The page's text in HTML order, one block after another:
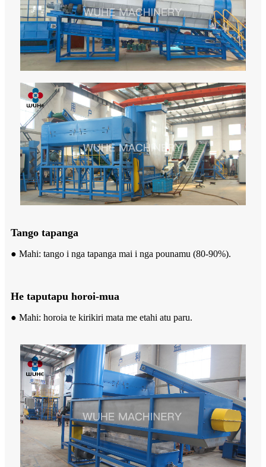
Tango tapanga
● Mahi: tango i nga tapanga mai i nga pounamu (80-90%).
He taputapu horoi-mua
● Mahi: horoia te kirikiri mata me etahi atu paru.